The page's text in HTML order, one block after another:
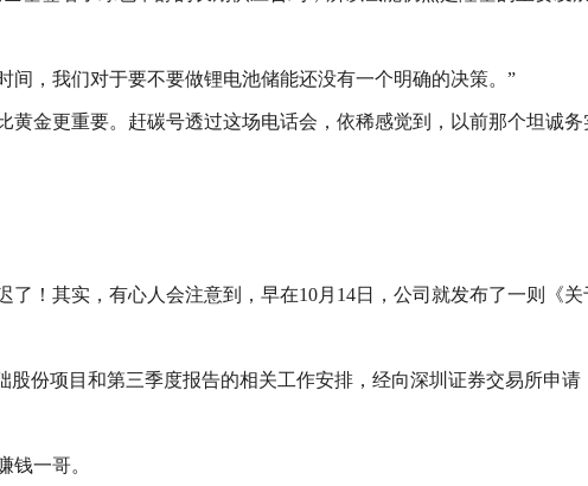
，我们对于要不要做锂电池储能还没有一个明确的决策。”
金更重要。赶碳号透过这场电话会，依稀感觉到，以前那个坦诚务
！其实，有心人会注意到，早在10月14日，公司就发布了一则《关
股份项目和第三季度报告的相关工作安排，经向深圳证券交易所申
钱一哥。